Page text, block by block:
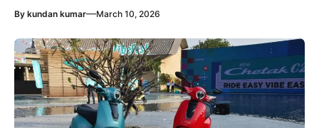
By kundan kumar—March 10, 2026